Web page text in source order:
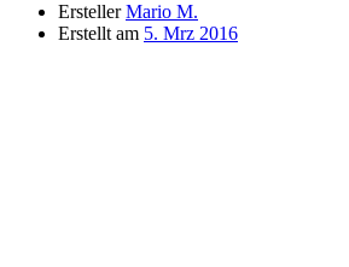
Ersteller Mario M.
Erstellt am 5. Mrz 2016